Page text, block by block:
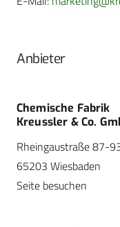
Anbieter
Chemische Fabrik
Kreussler & Co.
Rheingaustraße 87-
65203 Wiesbaden
Seite besuchen